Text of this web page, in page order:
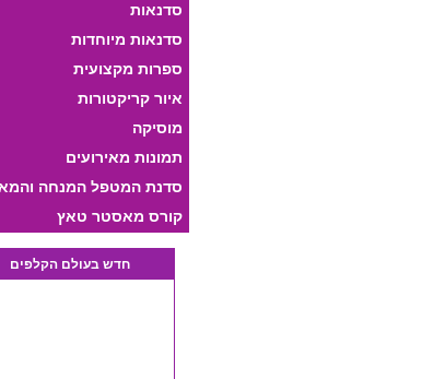
סדנאות
סדנאות מיוחדות
ספרות מקצועית
איור קריקטורות
מוסיקה
תמונות מאירועים
סדנת המטפל המנחה
היצירתי
קורס מאסטר טאץ
חדש בעולם הקלפים